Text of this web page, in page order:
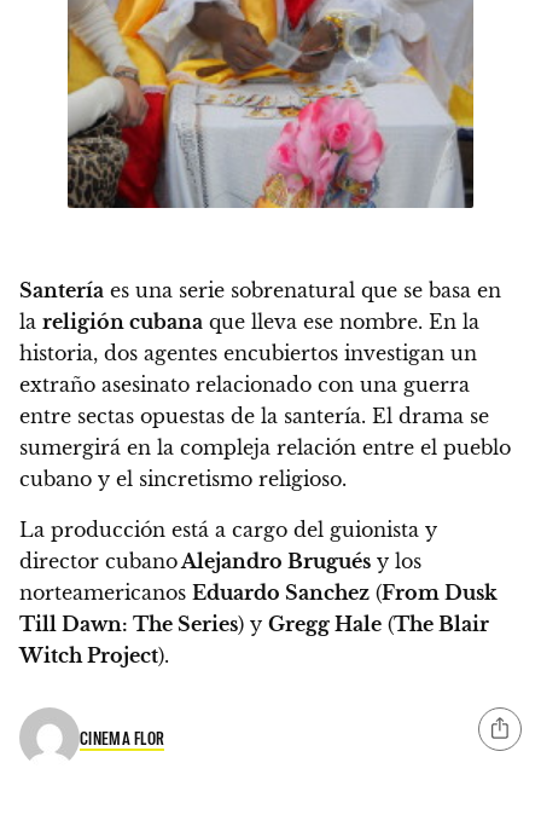
Santería es una serie sobrenatural que se basa en
la religión cubana que lleva ese nombre. En la
historia, dos agentes encubiertos investigan un
extraño asesinato relacionado con una guerra
entre sectas opuestas de la santería. El drama se
sumergirá en la compleja relación entre el pueblo
cubano y el sincretismo religioso.
La producción está a cargo del guionista y
director cubano Alejandro Brugués y los
norteamericanos Eduardo Sanchez (From Dusk
Till Dawn: The Series) y Gregg Hale (The Blair
Witch Project).
CINEMA FLOR